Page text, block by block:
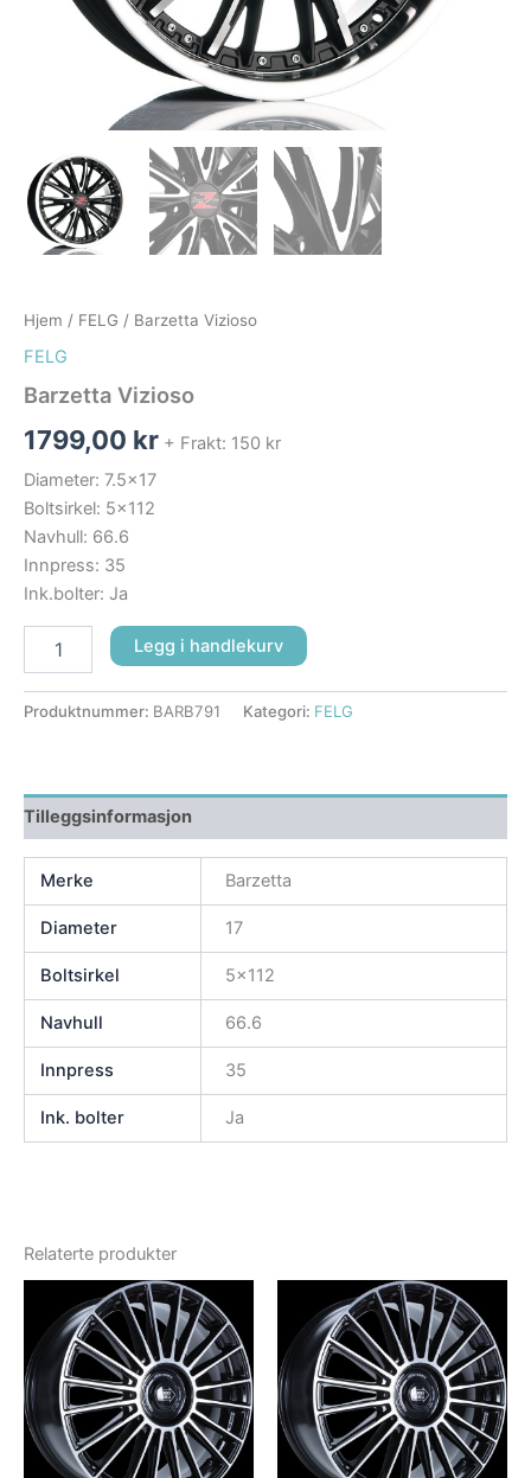
Hjem / FELG / Barzetta Vizioso
FELG
Barzetta Vizioso
1799,00 kr + Frakt: 150 kr
Diameter: 7.5×17
Boltsirkel: 5×112
Navhull: 66.6
Innpress: 35
Ink.bolter: Ja
Legg i handlekurv
Produktnummer: BARB791 Kategori: FELG
Tilleggsinformasjon
Merke Barzetta
Diameter 17
Boltsirkel 5×112
Navhull 66.6
Innpress 35
Ink. bolter Ja
Relaterte produkter